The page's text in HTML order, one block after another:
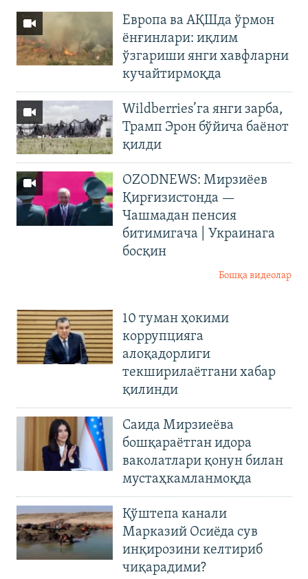
Европа ва АҚШда ўрмон
ёнғинлари: иқлим
ўзгариши янги хавфларни
кучайтирмоқда
Wildberries’га янги зарба,
Трамп Эрон бўйича баёнот
қилди
OZODNEWS: Мирзиёев
Қирғизистонда —
Чашмадан пенсия
битимигача | Украинага
босқин
Бошқа видеолар
10 туман ҳокими
коррупцияга
алоқадорлиги
текширилаётгани хабар
қилинди
Саида Мирзиеёва
бошқараётган идора
ваколатлари қонун билан
мустаҳкамланмоқда
Қўштепа канали
Марказий Осиёда сув
инқирозини келтириб
чиқарадими?